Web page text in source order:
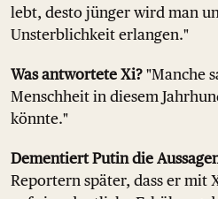
lebt, desto jünger wird man
Unsterblichkeit erlangen."
Was antwortete Xi? "Manche
Menschheit in diesem
könnte."
Dementiert Putin die
Reportern später, dass er mit